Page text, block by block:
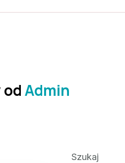
Admin
Szukaj